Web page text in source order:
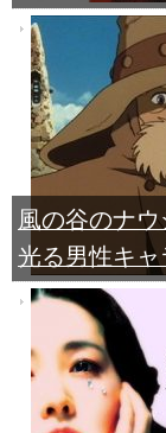
風の谷のナ
光る男性キ